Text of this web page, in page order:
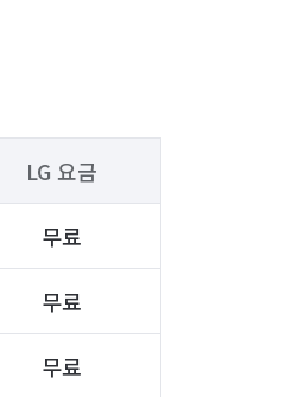
LG 요금
무료
무료
무료